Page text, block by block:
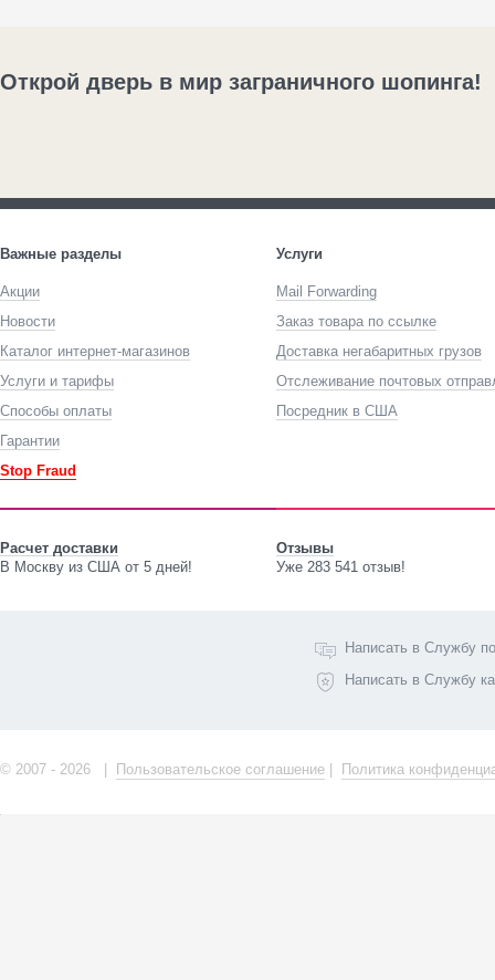
Открой дверь в мир заграничного шопинга!
Важные разделы
Акции
Новости
Каталог интернет-магазинов
Услуги и тарифы
Способы оплаты
Гарантии
Stop Fraud
Услуги
Mail Forwarding
Заказ товара по ссылке
Доставка негабаритных грузов
Отслеживание почтовых
Посредник в США
Расчет доставки
В Москву из США от 5 дней!
Отзывы
Уже 283 541 отзыв!
Написать в Службу
Написать в Службу
© 2007 - 2026 | Пользовательское соглашение Политика